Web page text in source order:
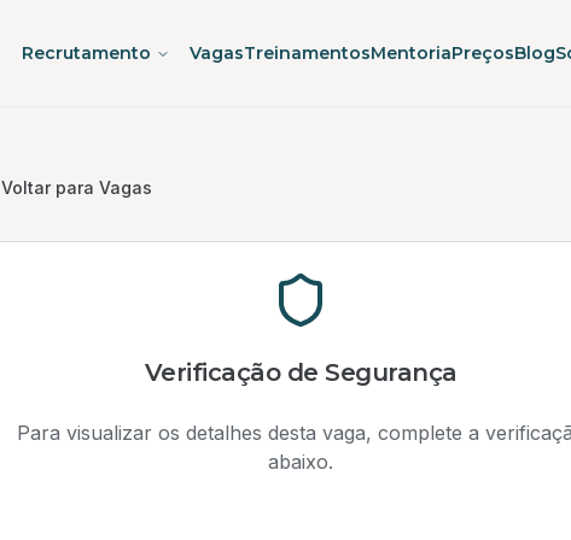
Recrutamento VagasTreinamentosMentoriaPreçosBlog
Voltar para Vagas
Verificação de Segurança
Para visualizar os detalhes desta vaga, complete a
abaixo.